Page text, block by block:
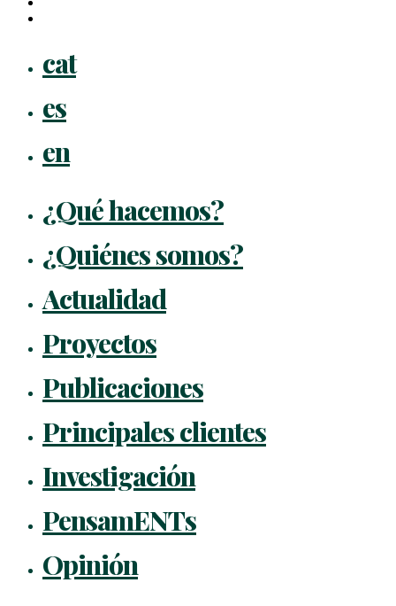
cat
es
en
¿Qué hacemos?
¿Quiénes somos?
Actualidad
Proyectos
Publicaciones
Principales clientes
Investigación
PensamENTs
Opinión